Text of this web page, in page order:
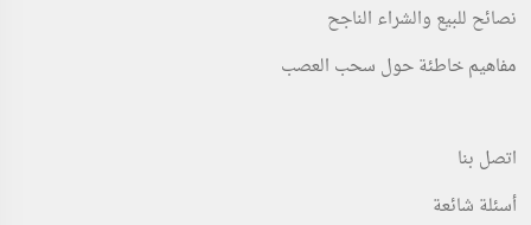
نصائح للبيع والشراء الناجح
مفاهيم خاطئة حول سحب العصب
اتصل بنا
أسئلة شائعة